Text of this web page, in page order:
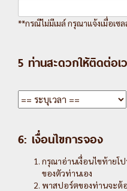
**กรณีไม่มีเมล์ กรุณาแจ้งเมื่อเซ
5 ท่านสะดวกให้ติดต่อเ
6: เงื่อนไขการจอง
กรุณาอ่านเงื่อนไขท้ายโ
ของตัวท่านเอง
พาสปอร์ตของท่านจะต้